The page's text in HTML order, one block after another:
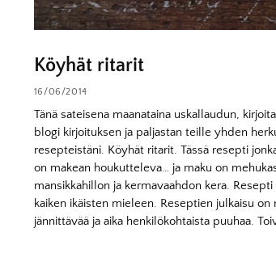
Köyhät ritarit
16/06/2014
Tänä sateisena maanataina uskallaudun,
blogi kirjoituksen ja paljastan teille yhden
resepteistäni. Köyhät ritarit. Tässä resepti
on makean houkutteleva… ja maku on
mansikkahillon ja kermavaahdon kera.
kaiken ikäisten mieleen. Reseptien julkaisu
jännittävää ja aika henkilökohtaista puuhaa.